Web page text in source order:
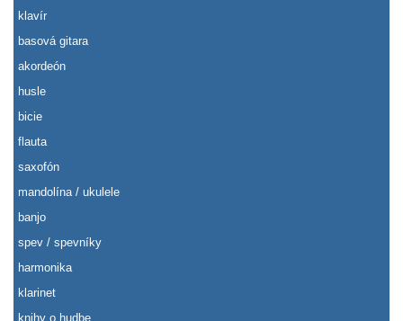
klavír
basová gitara
akordeón
husle
bicie
flauta
saxofón
mandolína / ukulele
banjo
spev / spevníky
harmonika
klarinet
knihy o hudbe